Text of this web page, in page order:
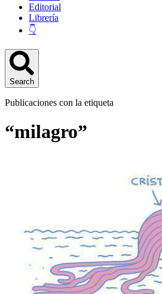
Editorial
Librería
👇
Search
Publicaciones con la etiqueta
“milagro”